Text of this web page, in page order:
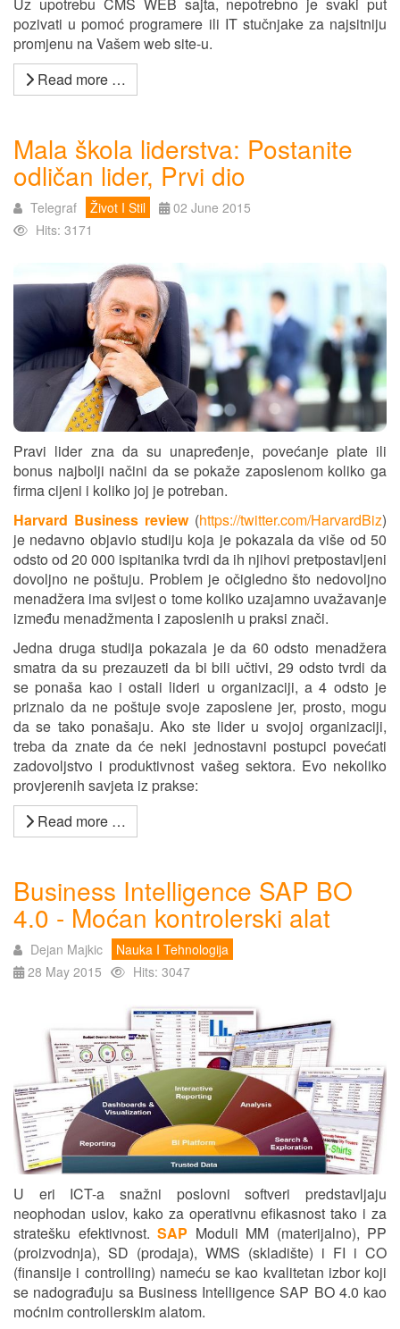
pozivati u pomoć programere ili IT stučnjake za najsitniju
promjenu na Vašem web site-u.
Read more …
Mala škola liderstva: Postanite
odličan lider, Prvi dio
Telegraf Život I Stil
02 June 2015
Hits: 3171
Pravi lider zna da su unapređenje, povećanje plate ili
bonus najbolji načini da se pokaže zaposlenom koliko ga
firma cijeni i koliko joj je potreban.
Harvard Business review(https://twitter.com/HarvardBiz)
je nedavno objavio studiju koja je pokazala da više od 50
odsto od 20 000 ispitanika tvrdi da ih njihovi pretpostavljeni
dovoljno ne poštuju. Problem je očigledno što nedovoljno
menadžera ima svijest o tome koliko uzajamno uvažavanje
između menadžmenta i zaposlenih u praksi znači.
Jedna druga studija pokazala je da 60 odsto menadžera
smatra da su prezauzeti da bi bili učtivi, 29 odsto tvrdi da
se ponaša kao i ostali lideri u organizaciji, a 4 odsto je
priznalo da ne poštuje svoje zaposlene jer, prosto, mogu
da se tako ponašaju. Ako ste lider u svojoj organizaciji,
treba da znate da će neki jednostavni postupci povećati
zadovoljstvo i produktivnost vašeg sektora. Evo nekoliko
provjerenih savjeta iz prakse:
Read more …
Business Intelligence SAP BO
4.0 - Moćan kontrolerski alat
Dejan Majkic
Nauka I Tehnologija
28 May 2015
Hits: 3047
U eri ICT-a snažni poslovni softveri predstavljaju
neophodan uslov, kako za operativnu efikasnost tako i za
stratešku efektivnost. SAP Moduli MM (materijalno), PP
(proizvodnja), SD (prodaja), WMS (skladište) i FI i CO
(finansije i controlling) nameću se kao kvalitetan izbor koji
se nadograđuju sa Business Intelligence SAP BO 4.0 kao
moćnim controllerskim alatom.